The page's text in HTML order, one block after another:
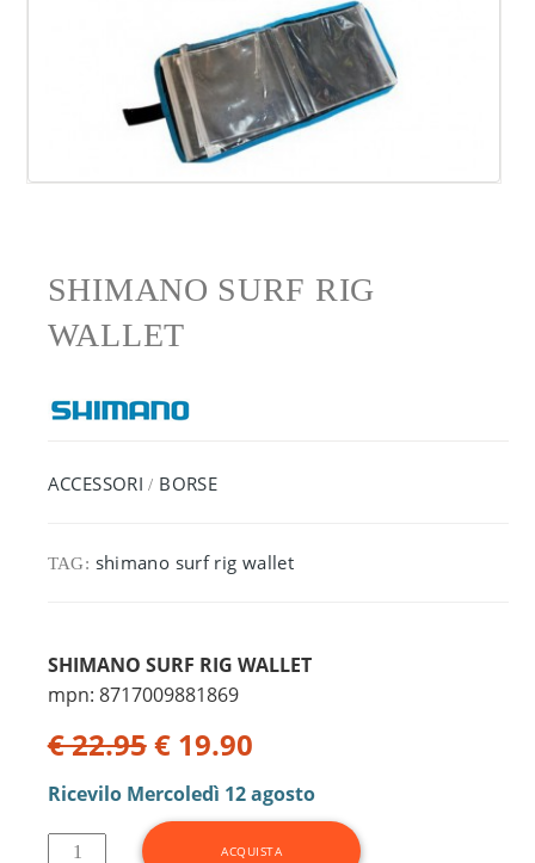
SHIMANO SURF RIG
WALLET
ACCESSORI / BORSE
TAG: shimano surf rig wallet
SHIMANO SURF RIG WALLET
mpn: 8717009881869
€ 22.95€ 19.90
Ricevilo Mercoledì 12 agosto